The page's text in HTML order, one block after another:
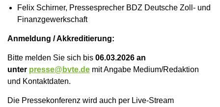
Felix Schirner, Pressesprecher BDZ Deutsche Zoll- und
Finanzgewerkschaft
Anmeldung / Akkreditierung:
Bitte melden Sie sich bis 06.03.2026 an
unter presse@bvte.de mit Angabe Medium/Redaktion
und Kontaktdaten.
Die Pressekonferenz wird auch per Live-Stream